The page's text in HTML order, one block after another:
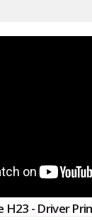
H23 - Driver